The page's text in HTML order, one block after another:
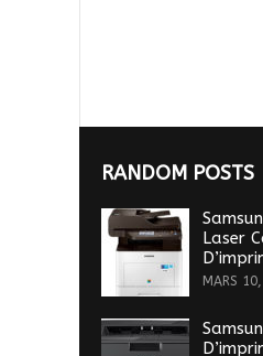
RANDOM POSTS
Laser
MARS